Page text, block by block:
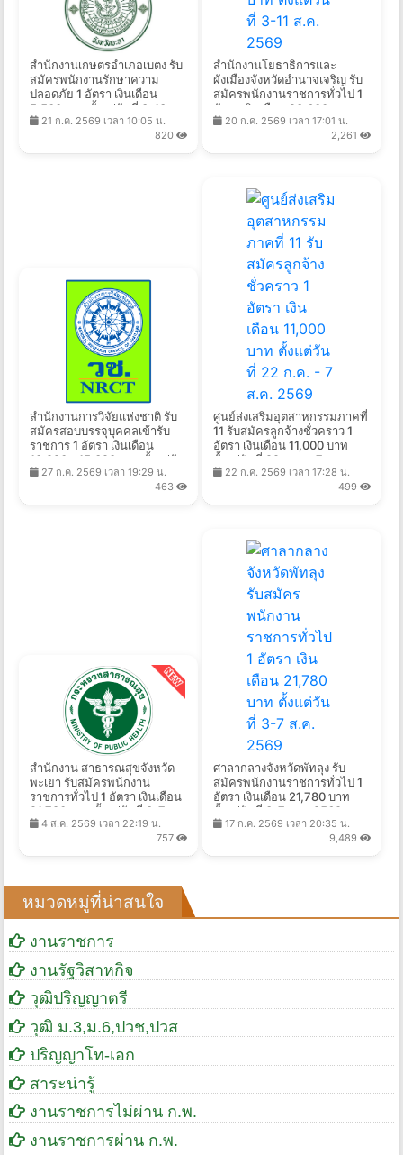
สำนักงานเกษตรอำเภอเบตง รับ
สมัครพนักงานรักษาความ
ปลอดภัย 1 อัตรา เงินเดือน
5,500 บาท ตั้งแต่วันที่ 3-13
21 ก.ค. 2569 เวลา 10:05 น.
820
สำนักงานโยธาธิการและ
ผังเมืองจังหวัดอำนาจเจริญ รับ
สมัครพนักงานราชการทั่วไป 1
อัตรา เงินเดือน 23,600 บาท
ตั้งแต่วันที่ 3-11 ส.ค. 2569
20 ก.ค. 2569 เวลา 17:01 น.
2,261
สำนักงานการวิจัยแห่งชาติ รับ
สมัครสอบบรรจุบุคคลเข้ารับ
ราชการ 1 อัตรา เงินเดือน
13,920 - 15,320 บาท ตั้งแต่วัน
27 ก.ค. 2569 เวลา 19:29 น.
463
ศูนย์ส่งเสริมอุตสาหกรรมภาคที่
11 รับสมัครลูกจ้างชั่วคราว 1
อัตรา เงินเดือน 11,000 บาท
ตั้งแต่วันที่ 22 ก.ค. - 7 ส.ค.
22 ก.ค. 2569 เวลา 17:28 น.
499
สำนักงาน สาธารณสุขจังหวัด
พะเยา รับสมัครพนักงาน
ราชการทั่วไป 1 อัตรา เงินเดือน
21,780 บาท ตั้งแต่วันที่ 3-7
4 ส.ค. 2569 เวลา 22:19 น.
757
ศาลากลางจังหวัดพัทลุง รับ
สมัครพนักงานราชการทั่วไป 1
อัตรา เงินเดือน 21,780 บาท
ตั้งแต่วันที่ 3-7 ส.ค. 2569
17 ก.ค. 2569 เวลา 20:35 น.
9,489
หมวดหมู่ที่น่าสนใจ
งานราชการ
งานรัฐวิสาหกิจ
วุฒิปริญญาตรี
วุฒิ ม.3,ม.6,ปวช,ปวส
ปริญญาโท-เอก
สาระน่ารู้
งานราชการไม่ผ่าน ก.พ.